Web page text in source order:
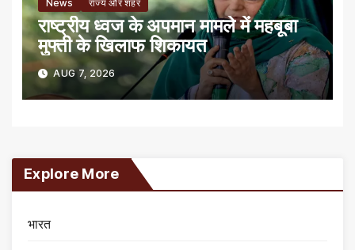
News राज्य और शहर
राष्ट्रीय ध्वज के अपमान मामले में महबूबा
मुफ्ती के खिलाफ शिकायत
AUG 7, 2026
Explore More
भारत